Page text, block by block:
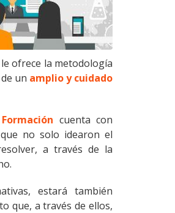
ofrece la metodología
un amplio y cuidado
Formación cuenta con
no solo idearon el
a través de la
estará también
que, a través de ellos,